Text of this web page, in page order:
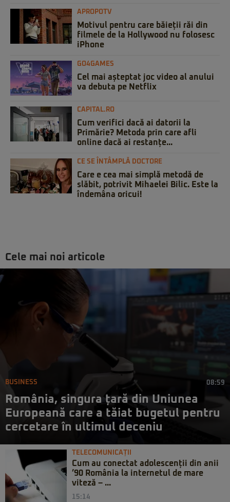
APROPOTV
Motivul pentru care băieții răi din
filmele de la Hollywood nu folosesc
iPhone
GO4GAMES
Cel mai așteptat joc video al anului
va debuta pe Netflix
CAPITAL.RO
Cum verifici dacă ai datorii la
Primărie? Metoda prin care afli
online dacă ai restanțe...
CE SE ÎNTÂMPLĂ DOCTORE
Care e cea mai simplă metodă de
slăbit, potrivit Mihaelei Bilic. Este la
îndemâna oricui!
Cele mai noi articole
BUSINESS 08:59
România, singura țară din Uniunea
Europeană care a tăiat bugetul pentru
cercetare în ultimul deceniu
TELECOMUNICAȚII
Cum au conectat adolescenții din anii
’90 România la internetul de mare
viteză – ...
15:14